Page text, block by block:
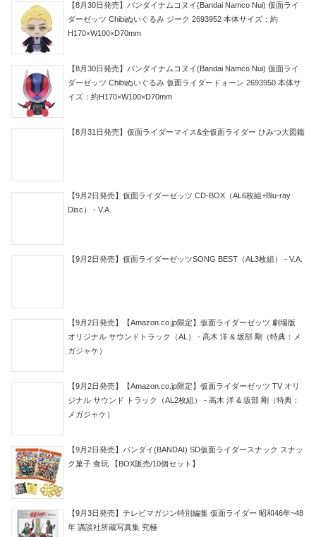
【8月30日発売】バンダイナムコヌイ(Bandai Namco Nui) 仮面ライ
ダーゼッツ Chibiぬいぐるみ ジーク 2693952 本体サイズ：約
H170×W100×D70mm
【8月30日発売】バンダイナムコヌイ(Bandai Namco Nui) 仮面ライ
ダーゼッツ Chibiぬいぐるみ 仮面ライダードォーン 2693950 本体サ
イズ：約H170×W100×D70mm
【8月31日発売】仮面ライダーマイス&全仮面ライダー ひみつ大図鑑
【9月2日発売】仮面ライダーゼッツ CD-BOX（AL6枚組+Blu-ray
Disc） - V.A.
【9月2日発売】仮面ライダーゼッツSONG BEST（AL3枚組） - V.A.
【9月2日発売】【Amazon.co.jp限定】仮面ライダーゼッツ 劇場版
オリジナル サウンドトラック（AL） - 高木 洋 & 坂部 剛（特典：メ
ガジャケ）
【9月2日発売】【Amazon.co.jp限定】仮面ライダーゼッツ TV オリ
ジナル サウンド トラック（AL2枚組） - 高木 洋 & 坂部 剛（特典：
メガジャケ）
【9月2日発売】バンダイ(BANDAI) SD仮面ライダースナック スナッ
ク菓子 食玩 【BOX販売/10個セット】
【9月3日発売】テレビマガジン特別編集 仮面ライダー 昭和46年~48
年 講談社所蔵写真集 究極